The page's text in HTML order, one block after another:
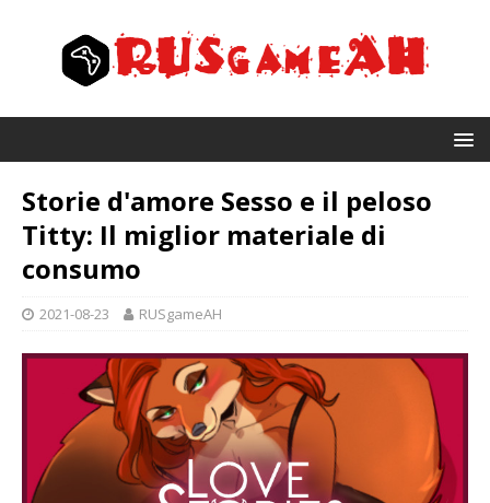
Storie d'amore Sesso e il peloso
Titty: Il miglior materiale di
consumo
2021-08-23 RUSgameAH